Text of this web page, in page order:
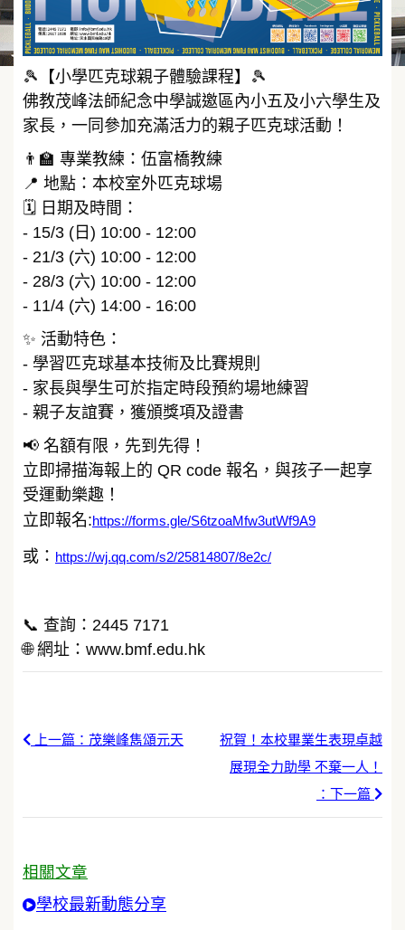
🎾【小學匹克球親子體驗課程】🎾
佛教茂峰法師紀念中學誠邀區內小五及小六學生及
家長，一同參加充滿活力的親子匹克球活動！
👨‍🏫 專業教練：伍富橋教練
📍 地點：本校室外匹克球場
🗓️ 日期及時間：
- 15/3 (日) 10:00 - 12:00
- 21/3 (六) 10:00 - 12:00
- 28/3 (六) 10:00 - 12:00
- 11/4 (六) 14:00 - 16:00
✨ 活動特色：
- 學習匹克球基本技術及比賽規則
- 家長與學生可於指定時段預約場地練習
- 親子友誼賽，獲頒獎項及證書
📢 名額有限，先到先得！
立即掃描海報上的 QR code 報名，與孩子一起享
受運動樂趣！
立即報名:https://forms.gle/S6tzoaMfw3utWf9A9
或： https://wj.qq.com/s2/25814807/8e2c/
📞 查詢：2445 7171
🌐 網址：www.bmf.edu.hk
上一篇：茂樂峰雋頌元天
祝賀！本校畢業生表現卓越
展現全力助學 不棄一人！
：下一篇
相關文章
學校最新動態分享